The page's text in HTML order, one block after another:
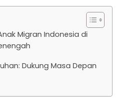
Migran Indonesia di
Dukung Masa Depan